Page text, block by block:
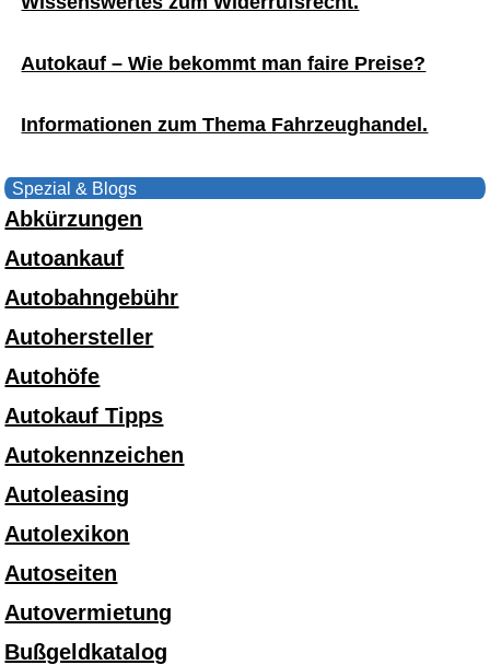
Autokauf – Wie bekommt man faire Preise?
Informationen zum Thema Fahrzeughandel.
Spezial & Blogs
Abkürzungen
Autoankauf
Autobahngebühr
Autohersteller
Autohöfe
Autokauf Tipps
Autokennzeichen
Autoleasing
Autolexikon
Autoseiten
Autovermietung
Bußgeldkatalog